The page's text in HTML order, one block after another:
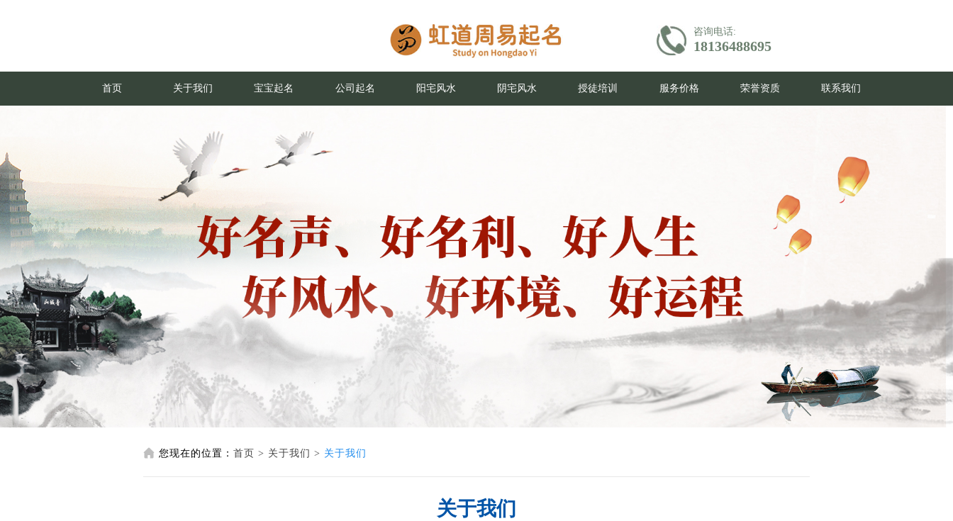
咨询电话:
18136488695
首页 关于我们 宝宝起名 公司起名 阳宅风水 阴宅风水 授徒培训 服务价格 荣誉资质 联系我们
您现在的位置： 首页 > 关于我们 > 关于我们
关于我们